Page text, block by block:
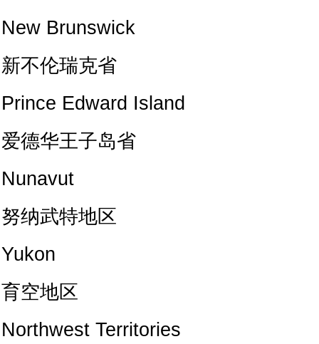
New Brunswick
新不伦瑞克省
Prince Edward Island
爱德华王子岛省
Nunavut
努纳武特地区
Yukon
育空地区
Northwest Territories